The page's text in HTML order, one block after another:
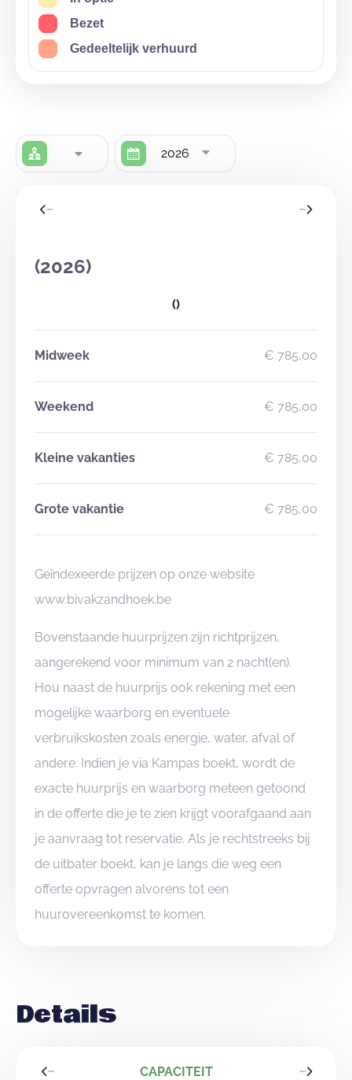
Bezet
Gedeeltelijk verhuurd
2026
(2026)
()
Midweek € 785,00
Weekend € 785,00
Kleine vakanties € 785,00
Grote vakantie € 785,00
Geïndexeerde prijzen op onze website
www.bivakzandhoek.be
Bovenstaande huurprijzen zijn richtprijzen,
aangerekend voor minimum van 2 nacht(en).
Hou naast de huurprijs ook rekening met een
mogelijke waarborg en eventuele
verbruikskosten zoals energie, water, afval of
andere. Indien je via Kampas boekt, wordt de
exacte huurprijs en waarborg meteen getoond
in de offerte die je te zien krijgt voorafgaand aan
je aanvraag tot reservatie. Als je rechtstreeks bij
de uitbater boekt, kan je langs die weg een
offerte opvragen alvorens tot een
huurovereenkomst te komen.
Details
CAPACITEIT